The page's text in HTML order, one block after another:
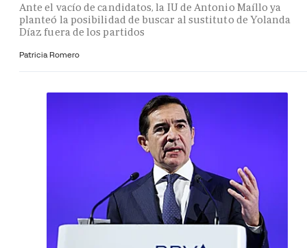
Ante el vacío de candidatos, la IU de Antonio Maíllo ya
planteó la posibilidad de buscar al sustituto de Yolanda
Díaz fuera de los partidos
Patricia Romero